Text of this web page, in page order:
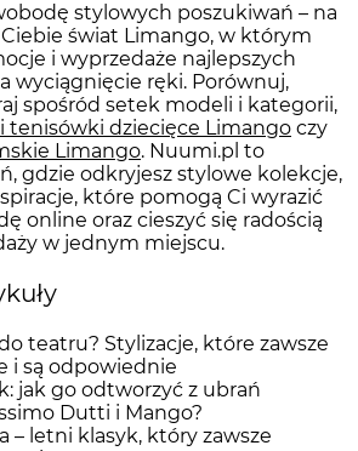
stylowych poszukiwań – na
świat Limango, w którym
i wyprzedaże najlepszych
wyciągnięcie ręki. Porównuj,
spośród setek modeli i kategorii,
tenisówki dziecięce Limango czy
Limango. Nuumi.pl to
gdzie odkryjesz stylowe kolekcje,
które pomogą Ci wyrazić
online oraz cieszyć się radością
w jednym miejscu.
teatru? Stylizacje, które zawsze
i są odpowiednie
jak go odtworzyć z ubrań
Dutti i Mango?
– letni klasyk, który zawsze